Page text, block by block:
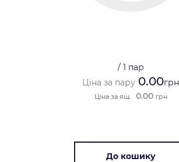
/ 1 пар
Ціна за пару 0.00грн
Ціна за ящ. 0.00 грн
До кошику